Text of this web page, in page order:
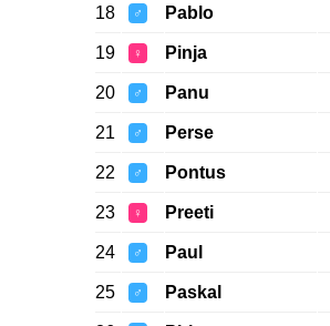
18 ♂ Pablo
19 ♀ Pinja
20 ♂ Panu
21 ♂ Perse
22 ♂ Pontus
23 ♀ Preeti
24 ♂ Paul
25 ♂ Paskal